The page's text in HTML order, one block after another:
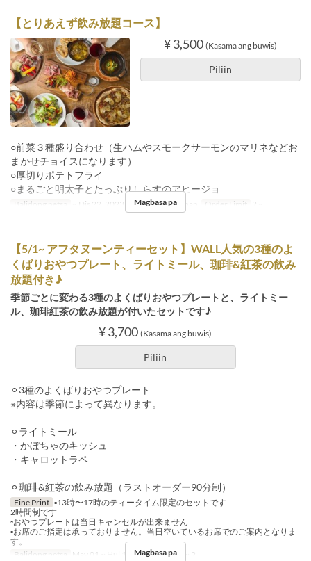
【とりあえず飲み放題コース】
¥ 3,500 (Kasama ang buwis)
Piliin
○前菜３種盛り合わせ（生ハムやスモークサーモンのマリネなどお
まかせチョイスになります）
○厚切りポテトフライ
○まるごと明太子とたっぷりしらすのアヒージョ
Balidong petsa ~ Dis 22, 2023 Pagkain Hapunan Order Limit 2 ~
Magbasa pa
【5/1~ アフタヌーンティーセット】WALL人気の3種のよ
くばりおやつプレート、ライトミール、珈琲&紅茶の飲み
放題付き♪
季節ごとに変わる3種のよくばりおやつプレートと、ライトミー
ル、珈琲紅茶の飲み放題が付いたセットです♪
¥ 3,700 (Kasama ang buwis)
Piliin
⚪︎3種のよくばりおやつプレート
※内容は季節によって異なります。
⚪︎ライトミール
・かぼちゃのキッシュ
・キャロットラペ
⚪︎珈琲&紅茶の飲み放題（ラストオーダー90分制）
Fine Print ▫️13時〜17時のティータイム限定のセットです
2時間制です
▫️おやつプレートは当日キャンセルが出来ません
▫️お席のご指定は承っておりません。当日空いているお席でのご案内となりま
す。
Balidong petsa
May 01 ~ Hul 13 Order Limit ~ 2
Magbasa pa